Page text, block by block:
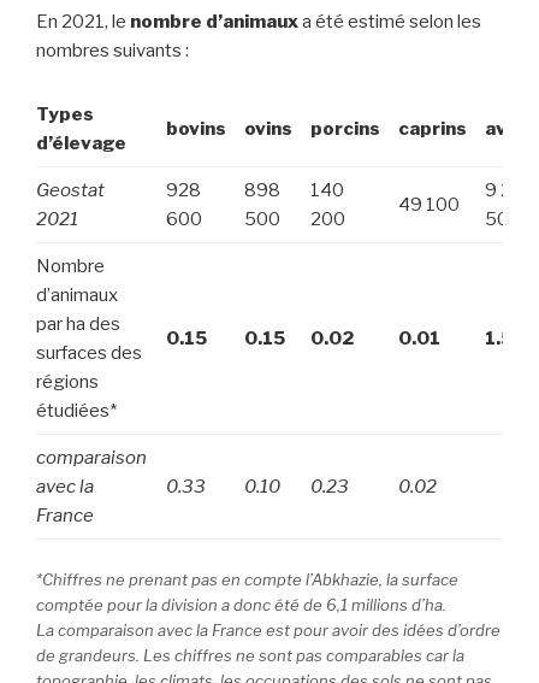
En 2021, le nombre d’animauxa été estimé selon les
nombres suivants :
Types
d’élevage
bovins ovins porcins caprins
Geostat
2021
928
600
898
500
140
200
49 100
9 253
500
Nombre
d’animaux
par ha des
surfaces des
régions
étudiées*
0.15 0.15 0.02 0.01 1.52
comparaison
avec la
France
0.33 0.10 0.23 0.02
*Chiffres ne prenant pas en compte l’Abkhazie, la surface
comptée pour la division a donc été de 6,1 millions d’ha.
La comparaison avec la France est pour avoir des idées d’ordre
de grandeurs. Les chiffres ne sont pas comparables car la